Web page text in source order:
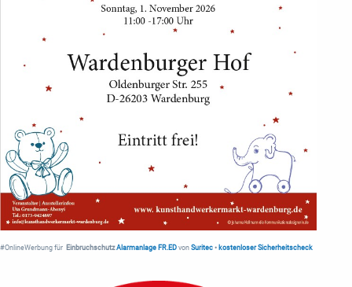
#OnlineWerbung für Einbruchschutz Alarmanlage FR.ED von Suritec • kostenloser Sicherheitscheck